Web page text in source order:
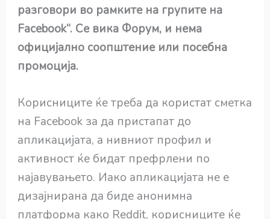
разговори во рамките на групите на
Facebook“. Се вика Форум, и нема
официјално соопштение или посебна
промоција.
Корисниците ќе треба да користат сметка
на Facebook за да пристапат до
апликацијата, а нивниот профил и
активност ќе бидат префрлени по
најавувањето. Иако апликацијата не е
дизајнирана да биде анонимна
платформа како Reddit, корисниците ќе